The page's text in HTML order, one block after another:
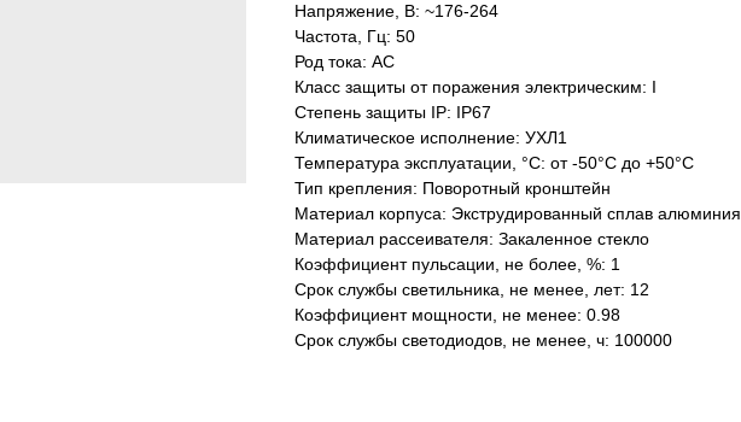
Напряжение, В: ~176-264
Частота, Гц: 50
Род тока: AC
Класс защиты от поражения электрическим: I
Степень защиты IP: IP67
Климатическое исполнение: УХЛ1
Температура эксплуатации, °С: от -50°C до +50°C
Тип крепления: Поворотный кронштейн
Материал корпуса: Экструдированный сплав алюминия
Материал рассеивателя: Закаленное стекло
Коэффициент пульсации, не более, %: 1
Срок службы светильника, не менее, лет: 12
Коэффициент мощности, не менее: 0.98
Срок службы светодиодов, не менее, ч: 100000